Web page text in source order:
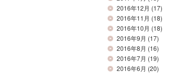
2016年12月 (17)
2016年11月 (18)
2016年10月 (18)
2016年9月 (17)
2016年8月 (16)
2016年7月 (19)
2016年6月 (20)